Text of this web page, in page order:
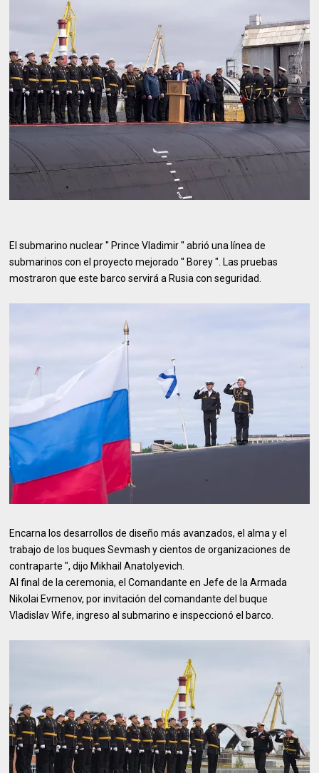
El submarino nuclear ′′ Prince Vladimir ′′ abrió una línea de
submarinos con el proyecto mejorado ′′ Borey ". Las pruebas
mostraron que este barco servirá a Rusia con seguridad.
Encarna los desarrollos de diseño más avanzados, el alma y el
trabajo de los buques Sevmash y cientos de organizaciones de
contraparte ", dijo Mikhail Anatolyevich.
Al final de la ceremonia, el Comandante en Jefe de la Armada
Nikolai Evmenov, por invitación del comandante del buque
Vladislav Wife, ingreso al submarino e inspeccionó el barco.